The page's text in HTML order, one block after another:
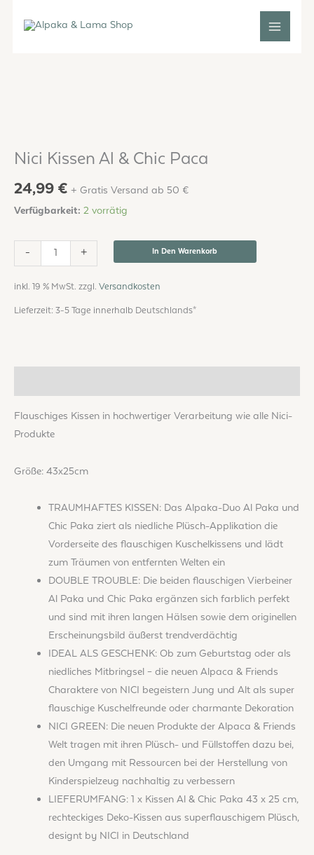
Inhalt
Nici Kissen Al & Chic Paca
24,99 € + Gratis Versand ab 50 €
Verfügbarkeit: 2 vorrätig
-
Chic
Menge
+ In Den Warenkorb
inkl. 19 % MwSt. zzgl. Versandkosten
Lieferzeit: 3-5 Tage innerhalb Deutschlands*
Flauschiges Kissen in hochwertiger Verarbeitung wie alle Nici-
Produkte
Größe: 43x25cm
TRAUMHAFTES KISSEN: Das Alpaka-Duo Al Paka und
Chic Paka ziert als niedliche Plüsch-Applikation die
Vorderseite des flauschigen Kuschelkissens und lädt
zum Träumen von entfernten Welten ein
DOUBLE TROUBLE: Die beiden flauschigen Vierbeiner
Al Paka und Chic Paka ergänzen sich farblich perfekt
und sind mit ihren langen Hälsen sowie dem originellen
Erscheinungsbild äußerst trendverdächtig
IDEAL ALS GESCHENK: Ob zum Geburtstag oder als
niedliches Mitbringsel – die neuen Alpaca & Friends
Charaktere von NICI begeistern Jung und Alt als super
flauschige Kuschelfreunde oder charmante Dekoration
NICI GREEN: Die neuen Produkte der Alpaca & Friends
Welt tragen mit ihren Plüsch- und Füllstoffen dazu bei,
den Umgang mit Ressourcen bei der Herstellung von
Kinderspielzeug nachhaltig zu verbessern
LIEFERUMFANG: 1 x Kissen Al & Chic Paka 43 x 25 cm,
rechteckiges Deko-Kissen aus superflauschigem Plüsch,
designt by NICI in Deutschland